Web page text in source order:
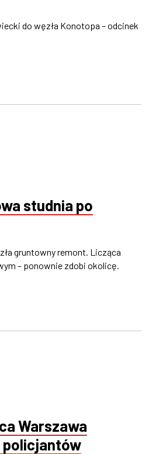
do węzła Konotopa – odcinek
studnia po
gruntowny remont. Licząca
– ponownie zdobi okolicę.
Warszawa
policjantów